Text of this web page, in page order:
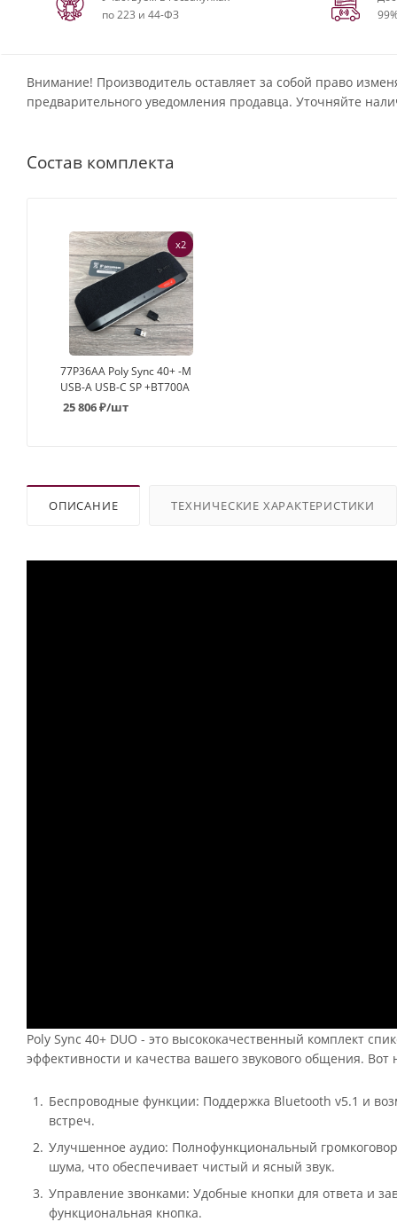
по 223 и 44-ФЗ
Внимание! Производитель оставляет за собой право
предварительного уведомления продавца. Уточняйте
Состав комплекта
x2
77P36AA Poly Sync 40+ -M
USB-A USB-C SP +BT700A
25 806₽/шт
ОПИСАНИЕ ТЕХНИЧЕСКИЕ ХАРАКТЕРИСТИКИ
Poly Sync 40+ DUO - это высококачественный комплект
эффективности и качества вашего звукового общения. Вот
Беспроводные функции: Поддержка Bluetooth v5.1 и
встреч.
Улучшенное аудио: Полнофункциональный
шума, что обеспечивает чистый и ясный звук.
Управление звонками: Удобные кнопки для ответа и
функциональная кнопка.